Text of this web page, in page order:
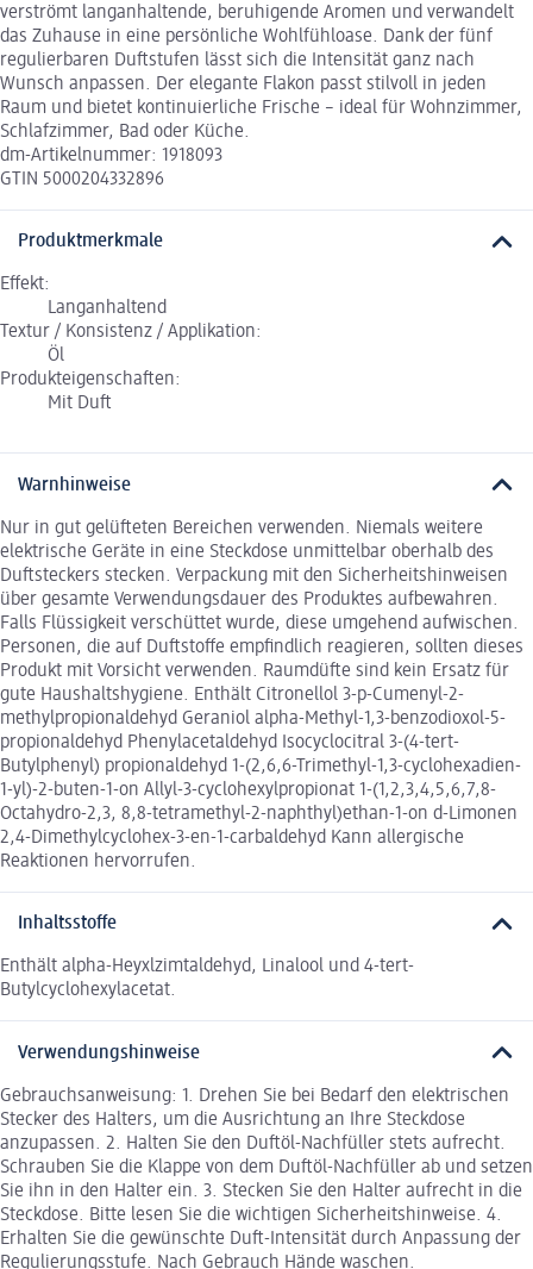
verströmt langanhaltende, beruhigende Aromen und verwandelt
das Zuhause in eine persönliche Wohlfühloase. Dank der fünf
regulierbaren Duftstufen lässt sich die Intensität ganz nach
Wunsch anpassen. Der elegante Flakon passt stilvoll in jeden
Raum und bietet kontinuierliche Frische – ideal für Wohnzimmer,
Schlafzimmer, Bad oder Küche.
dm-Artikelnummer: 1918093
GTIN 5000204332896
Produktmerkmale
Effekt:
Langanhaltend
Textur / Konsistenz / Applikation:
Öl
Produkteigenschaften:
Mit Duft
Warnhinweise
Nur in gut gelüfteten Bereichen verwenden. Niemals weitere
elektrische Geräte in eine Steckdose unmittelbar oberhalb des
Duftsteckers stecken. Verpackung mit den Sicherheitshinweisen
über gesamte Verwendungsdauer des Produktes aufbewahren.
Falls Flüssigkeit verschüttet wurde, diese umgehend aufwischen.
Personen, die auf Duftstoffe empfindlich reagieren, sollten dieses
Produkt mit Vorsicht verwenden. Raumdüfte sind kein Ersatz für
gute Haushaltshygiene. Enthält Citronellol 3-p-Cumenyl-2-
methylpropionaldehyd Geraniol alpha-Methyl-1,3-benzodioxol-5-
propionaldehyd Phenylacetaldehyd Isocyclocitral 3-(4-tert-
Butylphenyl) propionaldehyd 1-(2,6,6-Trimethyl-1,3-cyclohexadien-
1-yl)-2-buten-1-on Allyl-3-cyclohexylpropionat 1-(1,2,3,4,5,6,7,8-
Octahydro-2,3, 8,8-tetramethyl-2-naphthyl)ethan-1-on d-Limonen
2,4-Dimethylcyclohex-3-en-1-carbaldehyd Kann allergische
Reaktionen hervorrufen.
Inhaltsstoffe
Enthält alpha-Heyxlzimtaldehyd, Linalool und 4-tert-
Butylcyclohexylacetat.
Verwendungshinweise
Gebrauchsanweisung: 1. Drehen Sie bei Bedarf den elektrischen
Stecker des Halters, um die Ausrichtung an Ihre Steckdose
anzupassen. 2. Halten Sie den Duftöl-Nachfüller stets aufrecht.
Schrauben Sie die Klappe von dem Duftöl-Nachfüller ab und setzen
Sie ihn in den Halter ein. 3. Stecken Sie den Halter aufrecht in die
Steckdose. Bitte lesen Sie die wichtigen Sicherheitshinweise. 4.
Erhalten Sie die gewünschte Duft-Intensität durch Anpassung der
Regulierungsstufe. Nach Gebrauch Hände waschen.